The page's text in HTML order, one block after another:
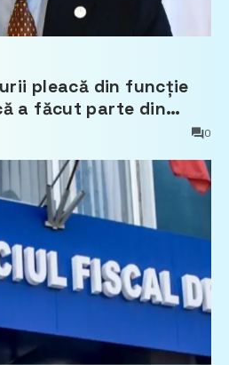
pleacă din funcție
a făcut parte din
0